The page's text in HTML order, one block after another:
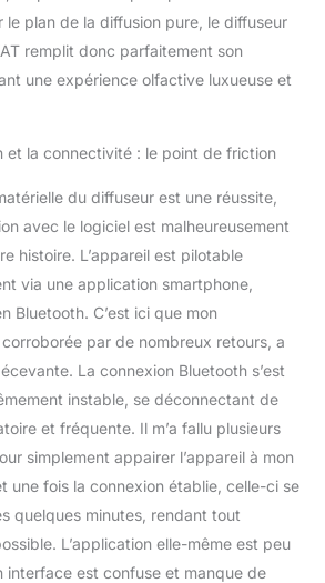
le plan de la diffusion pure, le diffuseur
remplit donc parfaitement son
une expérience olfactive luxueuse et
et la connectivité : le point de friction
du diffuseur est une réussite,
avec le logiciel est malheureusement
histoire. L’appareil est pilotable
via une application smartphone,
Bluetooth. C’est ici que mon
par de nombreux retours, a
La connexion Bluetooth s’est
instable, se déconnectant de
et fréquente. Il m’a fallu plusieurs
simplement appairer l’appareil à mon
une fois la connexion établie, celle-ci se
quelques minutes, rendant tout
L’application elle-même est peu
interface est confuse et manque de